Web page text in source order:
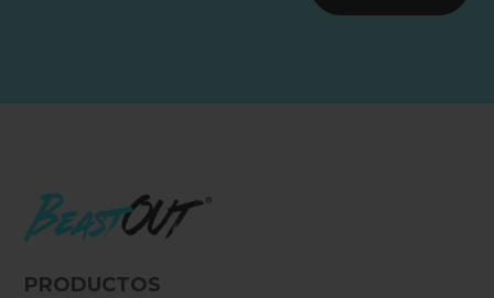
PRODUCTOS